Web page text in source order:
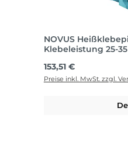
NOVUS
Klebeleistung 25-
Regulärer Preis:
153,51 €
Preise inkl. MwSt. zzgl.